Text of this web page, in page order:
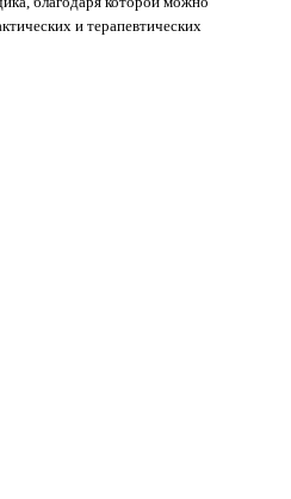
и терапевтических